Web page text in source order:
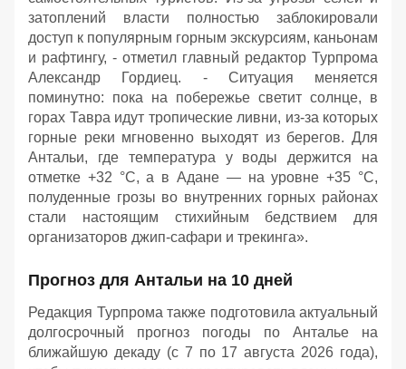
затоплений власти полностью заблокировали
доступ к популярным горным экскурсиям, каньонам
и рафтингу, - отметил главный редактор Турпрома
Александр Гордиец. - Ситуация меняется
поминутно: пока на побережье светит солнце, в
горах Тавра идут тропические ливни, из-за которых
горные реки мгновенно выходят из берегов. Для
Антальи, где температура у воды держится на
отметке +32 °C, а в Адане — на уровне +35 °C,
полуденные грозы во внутренних горных районах
стали настоящим стихийным бедствием для
организаторов джип-сафари и трекинга».
Прогноз для Антальи на 10 дней
Редакция Турпрома также подготовила актуальный
долгосрочный прогноз погоды по Анталье на
ближайшую декаду (с 7 по 17 августа 2026 года),